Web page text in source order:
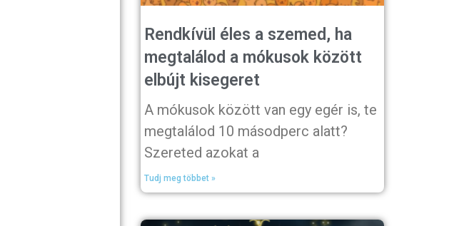
Rendkívül éles a szemed, ha
megtalálod a mókusok között
elbújt kisegeret
A mókusok között van egy egér is, te
megtalálod 10 másodperc alatt?
Szereted azokat a
Tudj meg többet »